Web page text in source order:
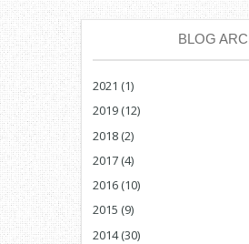
BLOG
2021 (1)
2019 (12)
2018 (2)
2017 (4)
2016 (10)
2015 (9)
2014 (30)